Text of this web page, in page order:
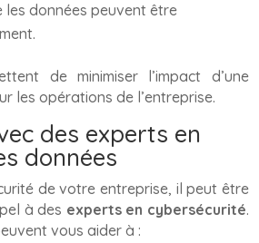
les données peuvent être
de minimiser l’impact d’une
les opérations de l’entreprise.
des experts en
données
de votre entreprise, il peut être
à des experts en cybersécurité.
vous aider à :